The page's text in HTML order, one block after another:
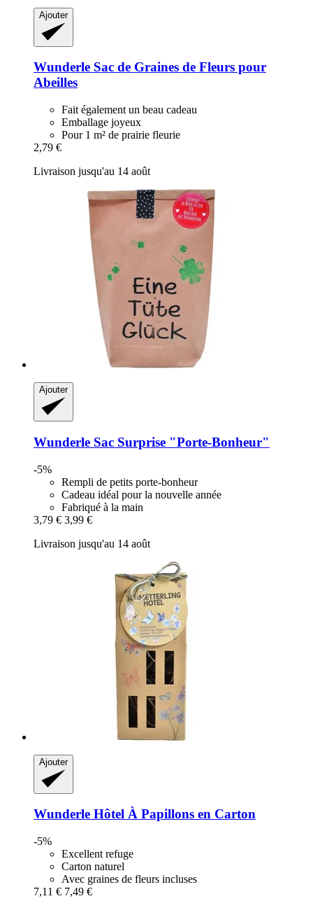
Ajouter
Wunderle Sac de Graines de Fleurs pour
Abeilles
Fait également un beau cadeau
Emballage joyeux
Pour 1 m² de prairie fleurie
2,79 €
Livraison jusqu'au 14 août
Ajouter
Wunderle Sac Surprise "Porte-​Bonheur"
-5%
Rempli de petits porte-bonheur
Cadeau idéal pour la nouvelle année
Fabriqué à la main
3,79 € 3,99 €
Livraison jusqu'au 14 août
Ajouter
Wunderle Hôtel À Papillons en Carton
-5%
Excellent refuge
Carton naturel
Avec graines de fleurs incluses
7,11 € 7,49 €